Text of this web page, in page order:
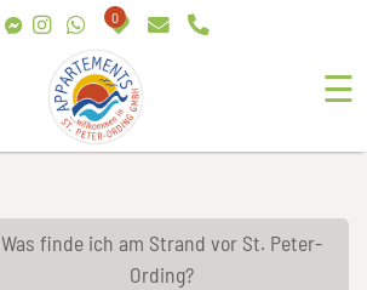
0
☰
Was finde ich am Strand vor St. Peter-
Ording?